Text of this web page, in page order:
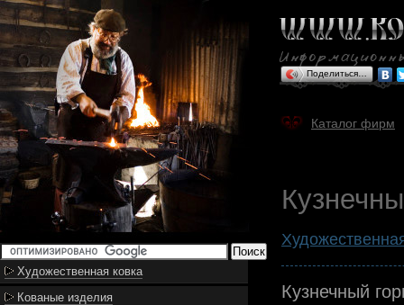
Художественная ковка
Кованые изделия
Поделиться…
Каталог фирм
Кузнечный